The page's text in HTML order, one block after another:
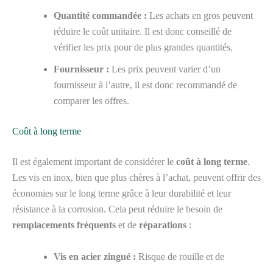
Quantité commandée : Les achats en gros peuvent
réduire le coût unitaire. Il est donc conseillé de
vérifier les prix pour de plus grandes quantités.
Fournisseur : Les prix peuvent varier d’un
fournisseur à l’autre, il est donc recommandé de
comparer les offres.
Coût à long terme
Il est également important de considérer le coût à long terme.
Les vis en inox, bien que plus chères à l’achat, peuvent offrir des
économies sur le long terme grâce à leur durabilité et leur
résistance à la corrosion. Cela peut réduire le besoin de
remplacements fréquents et de réparations :
Vis en acier zingué : Risque de rouille et de